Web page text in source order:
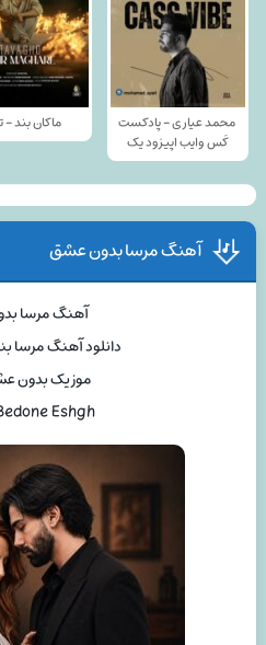
محمد عیاری - پادکست
کَس وایب اپیزود یک
ماکان بند -
آهنگ مرسا بدون عشق
آهنگ مرسا
دانلود آهنگ مرسا
موزیک بدون
Eshgh